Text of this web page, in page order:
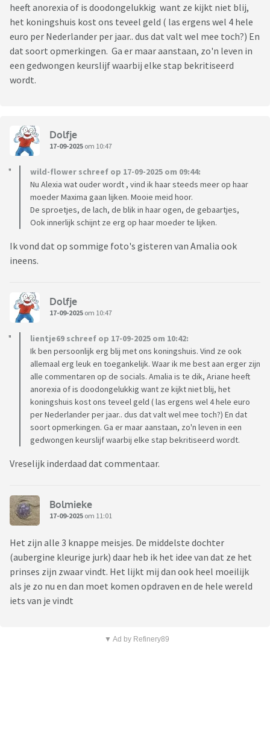
heeft anorexia of is doodongelukkig want ze kijkt niet blij,
het koningshuis kost ons teveel geld ( las ergens wel 4 hele
euro per Nederlander per jaar.. dus dat valt wel mee toch?) En
dat soort opmerkingen. Ga er maar aanstaan, zo'n leven in
een gedwongen keurslijf waarbij elke stap bekritiseerd
wordt.
Dolfje
17-09-2025 om 10:47
wild-flower schreef op 17-09-2025 om 09:44:
Nu Alexia wat ouder wordt , vind ik haar steeds meer op haar
moeder Maxima gaan lijken. Mooie meid hoor.
De sproetjes, de lach, de blik in haar ogen, de gebaartjes,
Ook innerlijk schijnt ze erg op haar moeder te lijken.
Ik vond dat op sommige foto's gisteren van Amalia ook
ineens.
Dolfje
17-09-2025 om 10:47
lientje69 schreef op 17-09-2025 om 10:42:
Ik ben persoonlijk erg blij met ons koningshuis. Vind ze ook
allemaal erg leuk en toegankelijk. Waar ik me best aan erger zijn
alle commentaren op de socials. Amalia is te dik, Ariane heeft
anorexia of is doodongelukkig want ze kijkt niet blij, het
koningshuis kost ons teveel geld ( las ergens wel 4 hele euro
per Nederlander per jaar.. dus dat valt wel mee toch?) En dat
soort opmerkingen. Ga er maar aanstaan, zo'n leven in een
gedwongen keurslijf waarbij elke stap bekritiseerd wordt.
Vreselijk inderdaad dat commentaar.
Bolmieke
17-09-2025 om 11:01
Het zijn alle 3 knappe meisjes. De middelste dochter
(aubergine kleurige jurk) daar heb ik het idee van dat ze het
prinses zijn zwaar vindt. Het lijkt mij dan ook heel moeilijk
als je zo nu en dan moet komen opdraven en de hele wereld
iets van je vindt
▼ Ad by Refinery89